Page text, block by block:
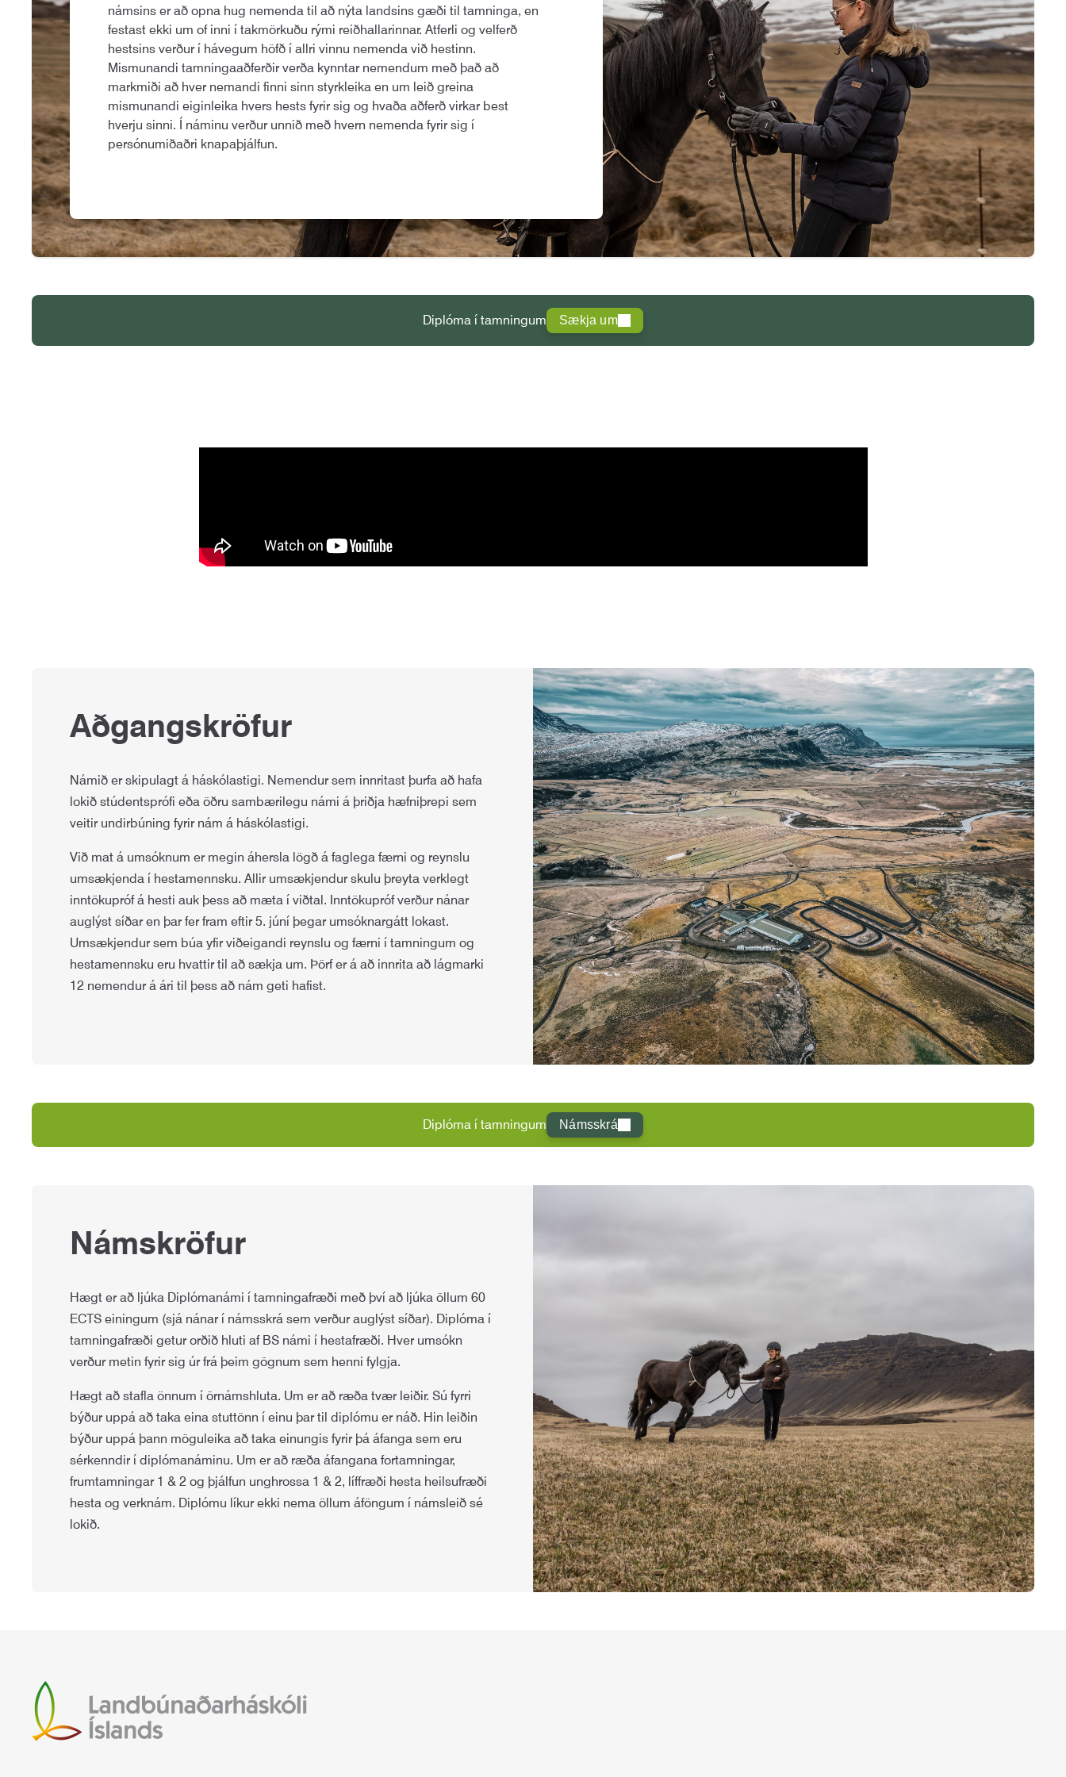
námsins er að opna hug nemenda til að nýta landsins gæði til tamninga, en
festast ekki um of inni í takmörkuðu rými reiðhallarinnar. Atferli og velferð
hestsins verður í hávegum höfð í allri vinnu nemenda við hestinn.
Mismunandi tamningaaðferðir verða kynntar nemendum með það að
markmiði að hver nemandi finni sinn styrkleika en um leið greina
mismunandi eiginleika hvers hests fyrir sig og hvaða aðferð virkar best
hverju sinni. Í náminu verður unnið með hvern nemenda fyrir sig í
persónumiðaðri knapaþjálfun.
Diplóma í tamningum Sækja um
Aðgangskröfur
Námið er skipulagt á háskólastigi. Nemendur sem innritast þurfa að hafa
lokið stúdentsprófi eða öðru sambærilegu námi á þriðja hæfniþrepi sem
veitir undirbúning fyrir nám á háskólastigi.
Við mat á umsóknum er megin áhersla lögð á faglega færni og reynslu
umsækjenda í hestamennsku. Allir umsækjendur skulu þreyta verklegt
inntökupróf á hesti auk þess að mæta í viðtal. Inntökupróf verður nánar
auglýst síðar en þar fer fram eftir 5. júní þegar umsóknargátt lokast.
Umsækjendur sem búa yfir viðeigandi reynslu og færni í tamningum og
hestamennsku eru hvattir til að sækja um. Þörf er á að innrita að lágmarki
12 nemendur á ári til þess að nám geti hafist.
Diplóma í tamningum Námsskrá
Námskröfur
Hægt er að ljúka Diplómanámi í tamningafræði með því að ljúka öllum 60
ECTS einingum (sjá nánar í námsskrá sem verður auglýst síðar). Diplóma í
tamningafræði getur orðið hluti af BS námi í hestafræði. Hver umsókn
verður metin fyrir sig úr frá þeim gögnum sem henni fylgja.
Hægt að stafla önnum í örnámshluta. Um er að ræða tvær leiðir. Sú fyrri
býður uppá að taka eina stuttönn í einu þar til diplómu er náð. Hin leiðin
býður uppá þann möguleika að taka einungis fyrir þá áfanga sem eru
sérkenndir í diplómanáminu. Um er að ræða áfangana fortamningar,
frumtamningar 1 & 2 og þjálfun unghrossa 1 & 2, líffræði hesta heilsufræði
hesta og verknám. Diplómu líkur ekki nema öllum áföngum í námsleið sé
lokið.